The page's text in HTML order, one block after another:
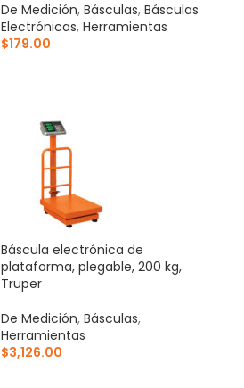
De Medición,Básculas,Básculas
Electrónicas,Herramientas
$179.00
Báscula electrónica de
plataforma, plegable, 200 kg,
Truper
De Medición,Básculas,
Herramientas
$3,126.00